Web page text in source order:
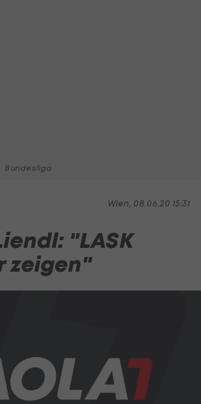
Bundesliga
Wien, 08.06.20 15:31
"LASK
zeigen"